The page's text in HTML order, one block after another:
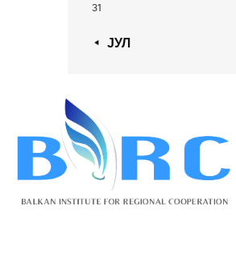
31
« ЈУЛ